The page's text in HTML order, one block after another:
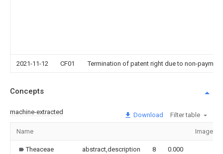
2021-11-12 CF01 Termination of patent right due to non-
Concepts
machine-extracted Download Filter table
Name Image
Theaceae abstract,description 8 0.000